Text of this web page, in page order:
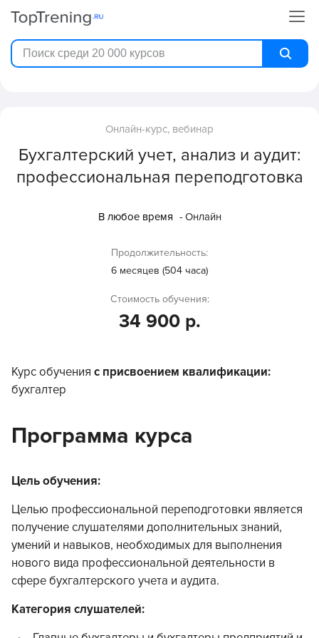
Онлайн-курс, вебинар
Бухгалтерский учет, анализ и аудит:
профессиональная переподготовка
В любое время - Онлайн
Продолжительность:
6 месяцев (504 часа)
Стоимость обучения:
34 900 р.
Курс обучения с присвоением квалификации:
бухгалтер
Программа курса
Цель обучения:
Целью профессиональной переподготовки является
получение слушателями дополнительных знаний,
умений и навыков, необходимых для выполнения
нового вида профессиональной деятельности в
сфере бухгалтерского учета и аудита.
Категория слушателей: